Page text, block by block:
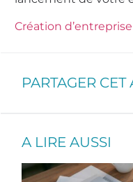
Création
PARTAGER CET
A LIRE AUSSI